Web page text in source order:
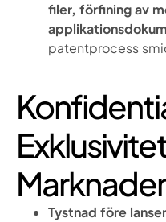
filer, förfining av
patentprocess
Tystnad före